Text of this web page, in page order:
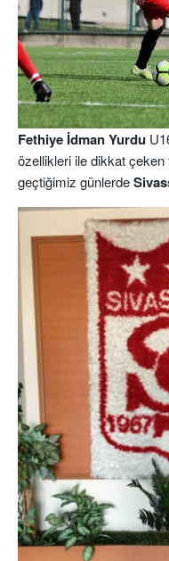
Fethiye İdman Yurdu
özellikleri ile dikkat çeken
geçtiğimiz günlerde